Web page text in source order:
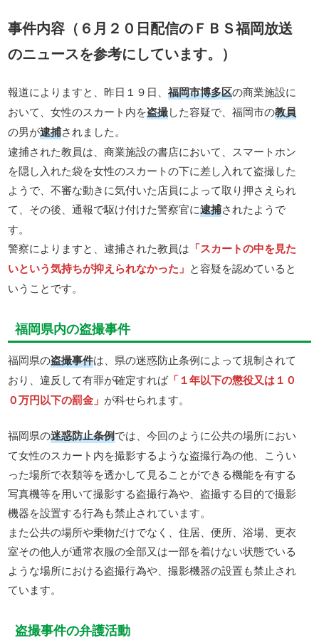
事件内容（６月２０日配信のＦＢＳ福岡放送
のニュースを参考にしています。）
報道によりますと、昨日１９日、福岡市博多区の商業施設に
おいて、女性のスカート内を盗撮した容疑で、福岡市の教員
の男が逮捕されました。
逮捕された教員は、商業施設の書店において、スマートホン
を隠し入れた袋を女性のスカートの下に差し入れて盗撮した
ようで、不審な動きに気付いた店員によって取り押さえられ
て、その後、通報で駆け付けた警察官に逮捕されたようで
す。
警察によりますと、逮捕された教員は 「スカートの中を見た
いという気持ちが抑えられなかった」 と容疑を認めていると
いうことです。
福岡県内の盗撮事件
福岡県の盗撮事件は、県の迷惑防止条例によって規制されて
おり、違反して有罪が確定すれば「１年以下の懲役又は１０
０万円以下の罰金」 が科せられます。
福岡県の迷惑防止条例では、今回のように公共の場所におい
て女性のスカート内を撮影するような盗撮行為の他、こうい
った場所で衣類等を透かして見ることができる機能を有する
写真機等を用いて撮影する盗撮行為や、盗撮する目的で撮影
機器を設置する行為も禁止されています。
また公共の場所や乗物だけでなく、住居、便所、浴場、更衣
室その他人が通常衣服の全部又は一部を着けない状態でいる
ような場所における盗撮行為や、撮影機器の設置も禁止され
ています。
盗撮事件の弁護活動